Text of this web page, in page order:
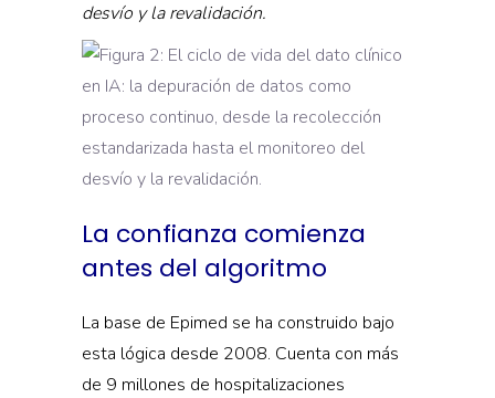
desvío y la revalidación.
La confianza comienza
antes del algoritmo
La base de Epimed se ha construido bajo
esta lógica desde 2008. Cuenta con más
de 9 millones de hospitalizaciones